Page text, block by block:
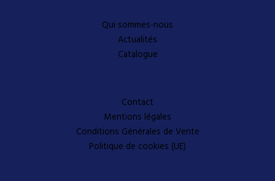
Qui sommes-nous
Actualités
Catalogue
Contact
Mentions légales
Conditions Générales de Vente
Politique de cookies (UE)